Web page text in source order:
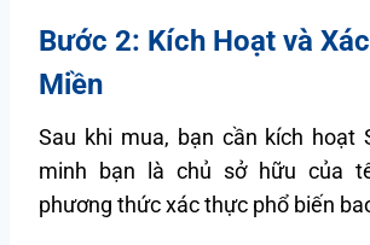
Bước 2: Kích Hoạt và
Miền
Sau khi mua, bạn cần kích hoạt
minh bạn là chủ sở hữu của
phương thức xác thực phổ biến